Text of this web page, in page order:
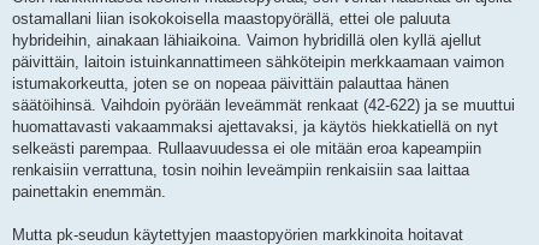
ostamallani liian isokokoisella maastopyörällä, ettei ole paluuta
hybrideihin, ainakaan lähiaikoina. Vaimon hybridillä olen kyllä ajellut
päivittäin, laitoin istuinkannattimeen sähköteipin merkkaamaan vaimon
istumakorkeutta, joten se on nopeaa päivittäin palauttaa hänen
säätöihinsä. Vaihdoin pyörään leveämmät renkaat (42-622) ja se muuttui
huomattavasti vakaammaksi ajettavaksi, ja käytös hiekkatiellä on nyt
selkeästi parempaa. Rullaavuudessa ei ole mitään eroa kapeampiin
renkaisiin verrattuna, tosin noihin leveämpiin renkaisiin saa laittaa
painettakin enemmän.
Mutta pk-seudun käytettyjen maastopyörien markkinoita hoitavat